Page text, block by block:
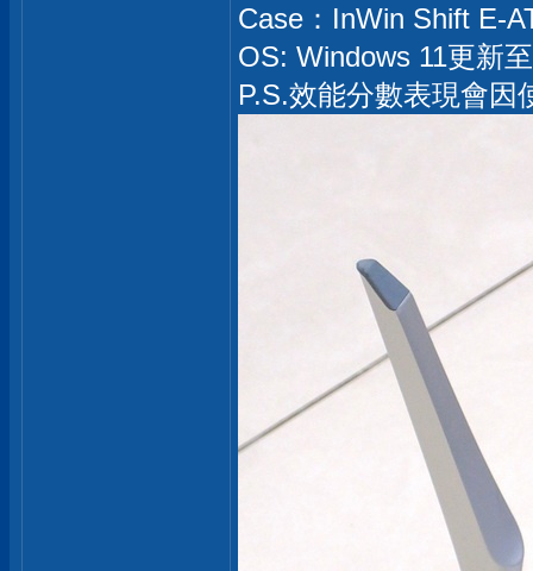
Case：InWin Shift E-
OS: Windows 11更新
P.S.效能分數表現會